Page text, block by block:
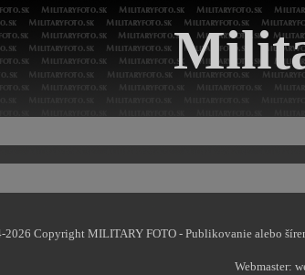
2026 Copyright MILITARY FOTO - Publikovanie alebo
Webmaster: